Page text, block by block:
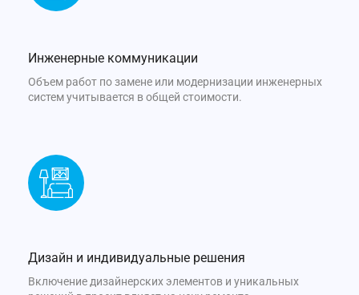
Инженерные коммуникации
Объем работ по замене или модернизации инженерных
систем учитывается в общей стоимости.
Дизайн и индивидуальные решения
Включение дизайнерских элементов и уникальных